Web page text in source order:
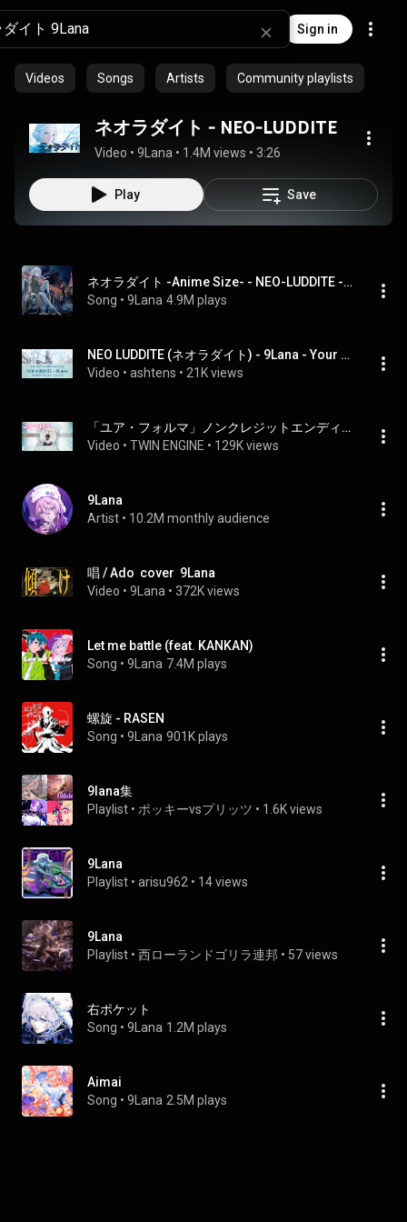
Sign in
Videos Songs Artists Community playlists
ネオラダイト - NEO-LUDDITE
Video • 9Lana • 1.4M views • 3:26
Play Save
ネオラダイト -Anime Size- - NEO-LUDDITE -Anime Size
Song • 9Lana 4.9M plays
NEO LUDDITE (ネオラダイト) - 9Lana - Your Forma Ending Theme [Kan/Rom/Eng] Lyrics
Video • ashtens • 21K views
「ユア・フォルマ」ノンクレジットエンディング｜9Lana「ネオラダイト」
Video • TWIN ENGINE • 129K views
9Lana
Artist • 10.2M monthly audience
唱 / Ado  cover  9Lana
Video • 9Lana • 372K views
Let me battle (feat. KANKAN)
Song • 9Lana 7.4M plays
螺旋 - RASEN
Song • 9Lana 901K plays
9lana集
Playlist • ポッキーvsプリッツ • 1.6K views
9Lana
Playlist • arisu962 • 14 views
9Lana
Playlist • 西ローランドゴリラ連邦 • 57 views
右ポケット
Song • 9Lana 1.2M plays
Aimai
Song • 9Lana 2.5M plays